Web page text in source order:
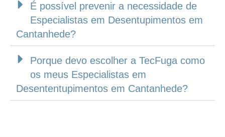
É possível prevenir a necessidade de
Especialistas em Desentupimentos em
Cantanhede?
Porque devo escolher a TecFuga como
os meus Especialistas em
Desententupimentos em Cantanhede?